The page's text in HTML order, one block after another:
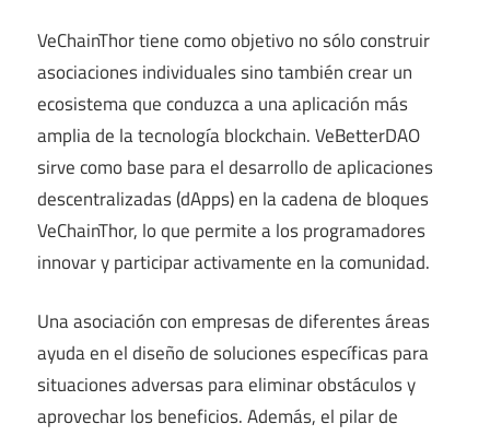
VeChainThor tiene como objetivo no sólo construir
asociaciones individuales sino también crear un
ecosistema que conduzca a una aplicación más
amplia de la tecnología blockchain. VeBetterDAO
sirve como base para el desarrollo de aplicaciones
descentralizadas (dApps) en la cadena de bloques
VeChainThor, lo que permite a los programadores
innovar y participar activamente en la comunidad.
Una asociación con empresas de diferentes áreas
ayuda en el diseño de soluciones específicas para
situaciones adversas para eliminar obstáculos y
aprovechar los beneficios. Además, el pilar de